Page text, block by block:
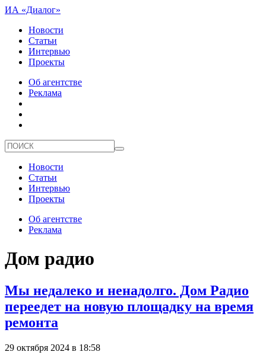
ИА «Диалог»
Новости
Статьи
Интервью
Проекты
Об агентстве
Реклама
Новости
Статьи
Интервью
Проекты
Об агентстве
Реклама
Дом радио
Мы недалеко и ненадолго. Дом Радио
переедет на новую площадку на время
ремонта
29 октября 2024 в 18:58